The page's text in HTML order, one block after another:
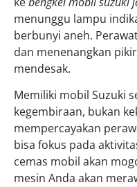
menunggu lampu
berbunyi aneh.
dan menenangkan
mendesak.
Memiliki mobil Suzuki
kegembiraan, bukan
mempercayakan
bisa fokus pada
cemas mobil akan
mesin Anda akan